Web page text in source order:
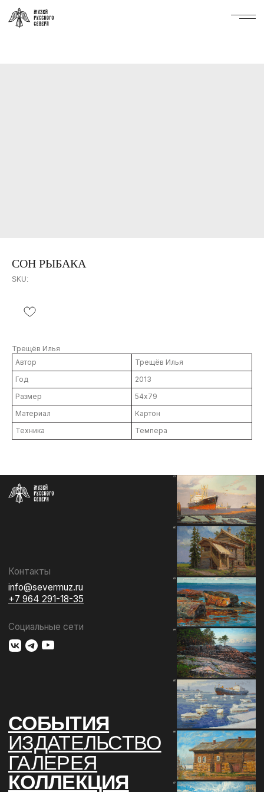
СОН РЫБАКА
SKU:
Трещёв Илья
Автор
Трещёв Илья
Год
2013
Размер
54х79
Материал
Картон
Техника
Темпера
О МУЗЕЕ
ПОДДЕРЖАТЬ
КОНТАКТЫ
Использование материалов сайта
Документы музея
Контакты
info@severmuz.ru
+7 964 291-18-35